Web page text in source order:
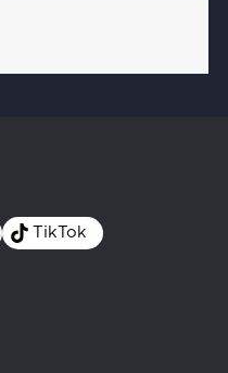
TikTok